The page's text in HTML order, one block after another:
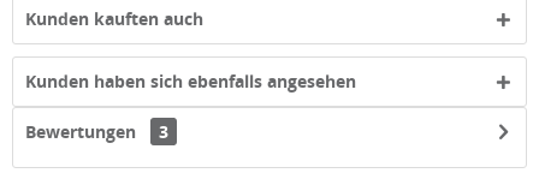
Kunden kauften auch
Kunden haben sich ebenfalls angesehen
Bewertungen 3